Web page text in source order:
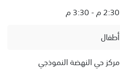
2:30 م - 3:30 م
أطفال
مركز حي النهضة النموذجي